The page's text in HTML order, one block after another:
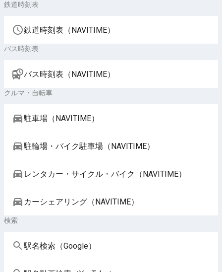
鉄道時刻表
鉄道時刻表（NAVITIME）
バス時刻表
バス時刻表（NAVITIME）
クルマ・自転車
駐車場（NAVITIME）
駐輪場・バイク駐車場（NAVITIME）
レンタカー・サイクル・バイク（NAVITIME）
カーシェアリング（NAVITIME）
検索
駅名検索（Google）